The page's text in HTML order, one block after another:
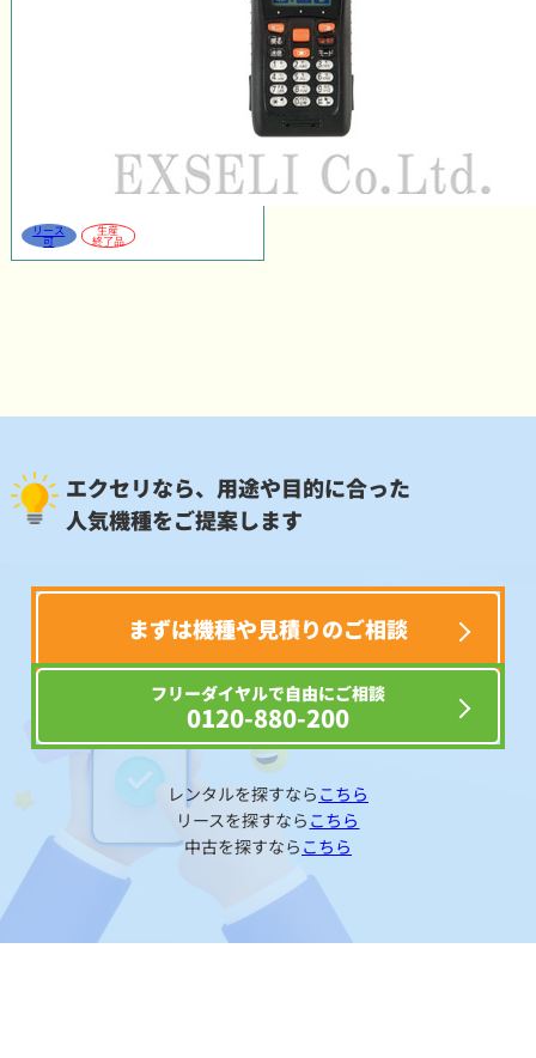
リース
可
生産
終了品
エクセリなら、用途や目的に合った
人気機種をご提案します
まずは機種や見積りのご相談
フリーダイヤルで自由にご相談
0120-880-200
レンタルを探すなら こちら
リースを探すなら こちら
中古を探すなら こちら